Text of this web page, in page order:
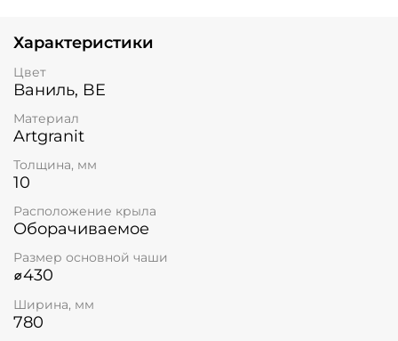
Характеристики
Цвет
Ваниль, BE
Материал
Artgranit
Толщина, мм
10
Расположение крыла
Оборачиваемое
Размер основной чаши
⌀430
Ширина, мм
780